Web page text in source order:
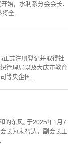
始，水利系分会会长、
将全...
正式注册登记并取得社
管理局以及大庆市教育
等央企国...
的东风, 于2025年1月7
长为宋智达，副会长王